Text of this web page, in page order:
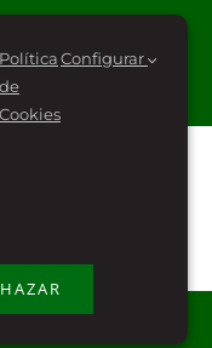
y Resiliencia
(PRTR-NG)
Política
de
Cookies
Configurar